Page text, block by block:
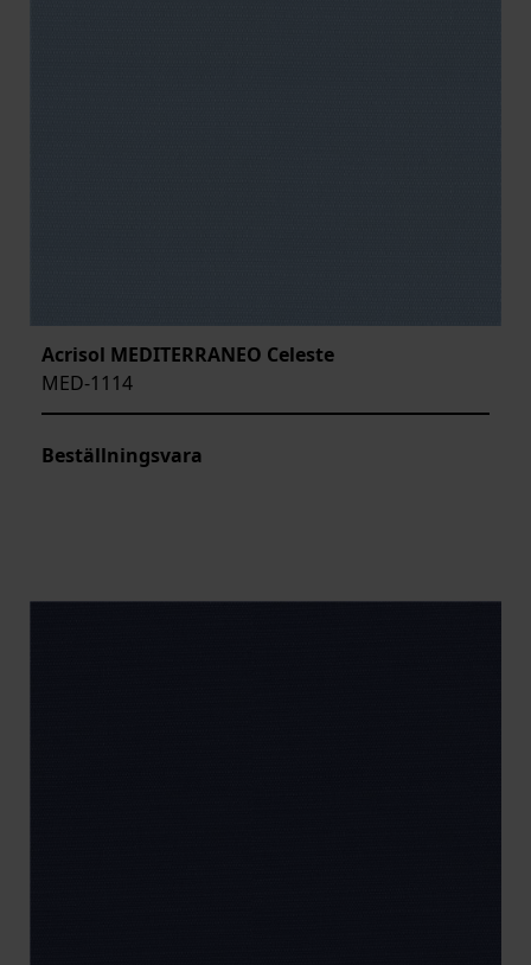
Acrisol MEDITERRANEO Celeste
MED-1114
Beställningsvara